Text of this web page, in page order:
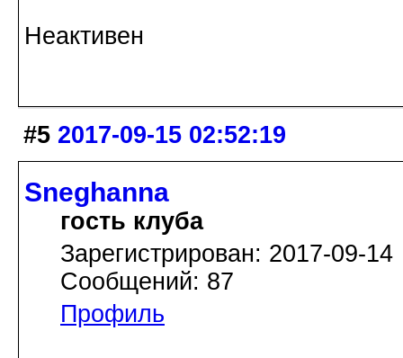
Неактивен
#5 2017-09-15 02:52:19
Sneghanna
гость клуба
Зарегистрирован: 2017-09-14
Сообщений: 87
Профиль